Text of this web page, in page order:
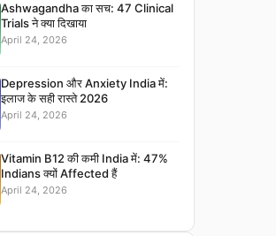
Ashwagandha का सच: 47 Clinical
Trials ने क्या दिखाया
April 24, 2026
Depression और Anxiety India में:
इलाज के सही रास्ते 2026
April 24, 2026
Vitamin B12 की कमी India में: 47%
Indians क्यों Affected हैं
April 24, 2026